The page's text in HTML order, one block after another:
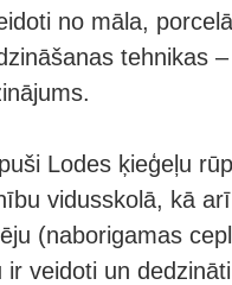
no māla,
tehnikas
Lodes ķieģeļu
vidusskolā, kā
(naborigamas
ir veidoti un